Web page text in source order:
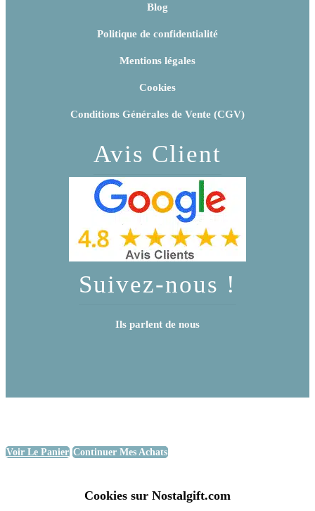
Blog
Politique de confidentialité
Mentions légales
Cookies
Conditions Générales de Vente (CGV)
Avis Client
Suivez-nous !
Ils parlent de nous
Voir Le Panier Continuer Mes Achats
Cookies sur Nostalgift.com